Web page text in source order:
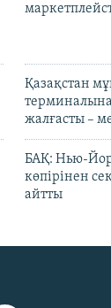
Қазақстан
жалғасты –
БАҚ: Нью-
көпірінен
айтты